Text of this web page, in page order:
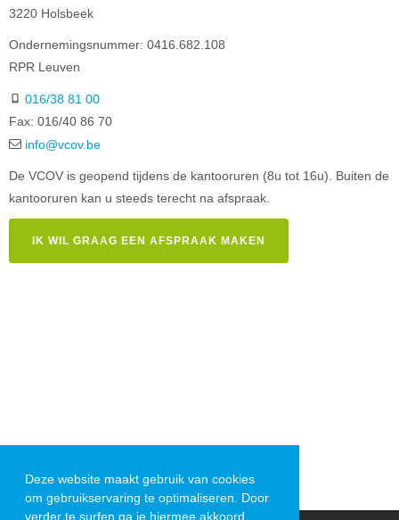
Deze website maakt gebruik van cookies
om gebruikservaring te optimaliseren. Door
verder te surfen ga je hiermee akkoord.
3220 Holsbeek
Ondernemingsnummer: 0416.682.108
RPR Leuven
016/38 81 00
Fax: 016/40 86 70
info@vcov.be
De VCOV is geopend tijdens de kantooruren (8u tot 16u). Buiten de
kantooruren kan u steeds terecht na afspraak.
IK WIL GRAAG EEN AFSPRAAK MAKEN